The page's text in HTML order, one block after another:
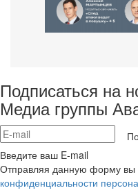
Подписаться на
Медиа группы
Введите ваш E-mail
Отправляя данную форму вы
конфиденциальности